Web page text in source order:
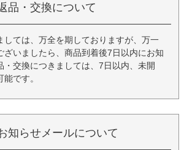
品・交換について
しては、万全を期しておりますが、万一
ざいましたら、商品到着後7日以内にお知
・交換につきましては、7日以内、未開
です。
知らせメールについて